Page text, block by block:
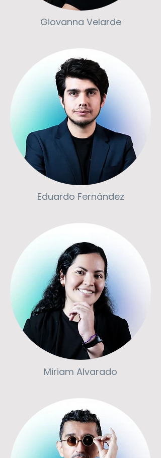
Giovanna Velarde
Eduardo Fernández
Miriam Alvarado